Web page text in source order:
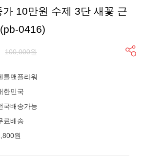
10만원 수제 3단 새꽃 근
0416)
100,000원
틀맨플라워
한민국
국배송가능
료배송
원